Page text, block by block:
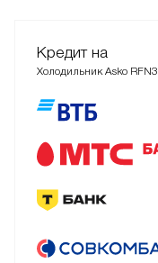
Кредит на
Холодильник Asko